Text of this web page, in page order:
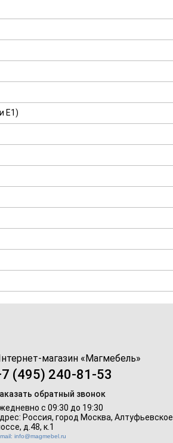
E1)
магазин «Магмебель»
(495) 240-81-53
обратный звонок
с 09:30 до 19:30
Россия, город Москва, Алтуфьевское
д.48, к.1
info@magmebel.ru